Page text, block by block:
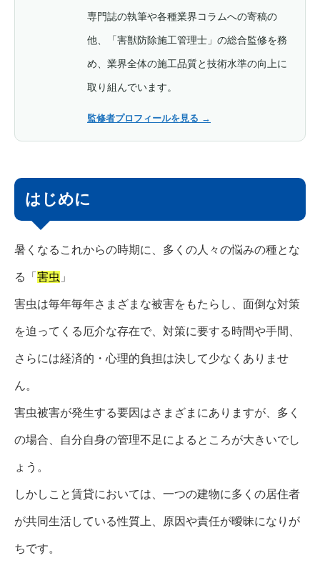
専門誌の執筆や各種業界コラムへの寄稿の
他、「害獣防除施工管理士」の総合監修を務
め、業界全体の施工品質と技術水準の向上に
取り組んでいます。
監修者プロフィールを見る →
はじめに
暑くなるこれからの時期に、多くの人々の悩みの種とな
る「 害虫 」
害虫は毎年毎年さまざまな被害をもたらし、面倒な対策
を迫ってくる厄介な存在で、対策に要する時間や手間、
さらには経済的・心理的負担は決して少なくありませ
ん。
害虫被害が発生する要因はさまざまにありますが、多く
の場合、自分自身の管理不足によるところが大きいでし
ょう。
しかしこと賃貸においては、一つの建物に多くの居住者
が共同生活している性質上、原因や責任が曖昧になりが
ちです。